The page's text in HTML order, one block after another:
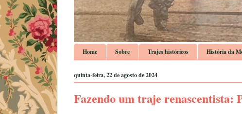
Home Sobre Trajes históricos História da
quinta-feira, 22 de agosto de 2024
Fazendo um traje renascentista: